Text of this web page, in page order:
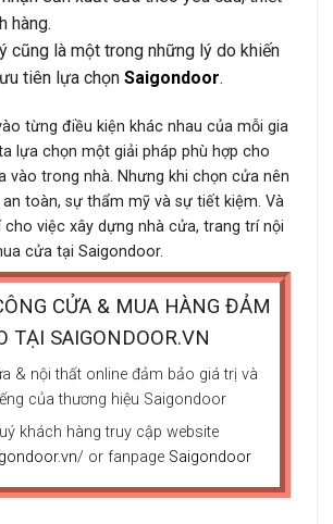
hàng.
cũng là một trong những lý do khiến
tiên lựa chọn Saigondoor.
từng điều kiện khác nhau của mỗi gia
lựa chọn một giải pháp phù hợp cho
vào trong nhà. Nhưng khi chọn cửa nên
toàn, sự thẩm mỹ và sự tiết kiệm. Và
việc xây dựng nhà cửa, trang trí nội
cửa tại Saigondoor.
CỬA & MUA HÀNG ĐẢM
TẠI SAIGONDOOR.VN
& nội thất online đảm bảo giá trị và
của thương hiệu Saigondoor
khách hàng truy cập website
/ or fanpage Saigondoor